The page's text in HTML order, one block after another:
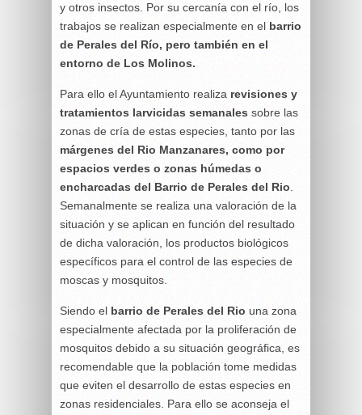
y otros insectos. Por su cercanía con el río, los
trabajos se realizan especialmente en el barrio
de Perales del Río, pero también en el
entorno de Los Molinos.
Para ello el Ayuntamiento realiza revisiones y
tratamientos larvicidas semanales sobre las
zonas de cría de estas especies, tanto por las
márgenes del Rio Manzanares, como por
espacios verdes o zonas húmedas o
encharcadas del Barrio de Perales del Rio.
Semanalmente se realiza una valoración de la
situación y se aplican en función del resultado
de dicha valoración, los productos biológicos
específicos para el control de las especies de
moscas y mosquitos.
Siendo el barrio de Perales del Rio una zona
especialmente afectada por la proliferación de
mosquitos debido a su situación geográfica, es
recomendable que la población tome medidas
que eviten el desarrollo de estas especies en
zonas residenciales. Para ello se aconseja el